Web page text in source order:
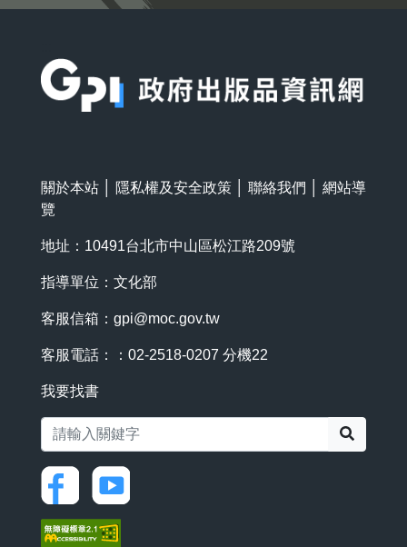
關於本站 隱私權及安全政策 聯絡我們
網站導
覽
地址：10491台北市中山區松江路209號
指導單位：文化部
客服信箱： gpi@moc.gov.tw
客服電話：：02-2518-0207 分機22
我要找書